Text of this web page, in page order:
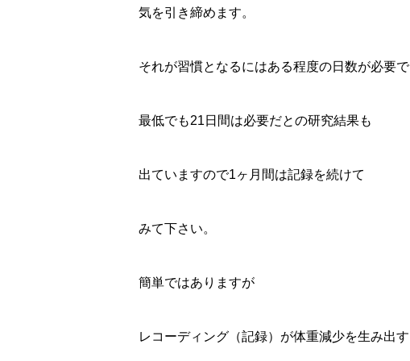
気を引き締めます。
それが習慣となるにはある程度の日数が必要で
最低でも21日間は必要だとの研究結果も
出ていますので1ヶ月間は記録を続けて
みて下さい。
簡単ではありますが
レコーディング（記録）が体重減少を生み出す